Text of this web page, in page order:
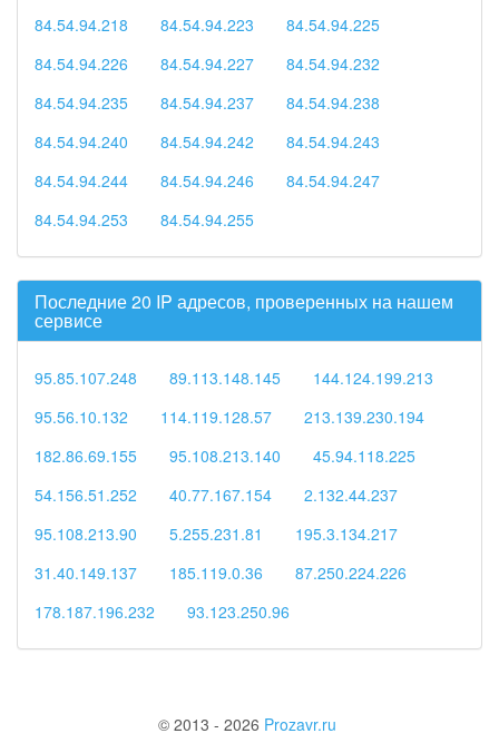
84.54.94.218
84.54.94.223
84.54.94.225
84.54.94.226
84.54.94.227
84.54.94.232
84.54.94.235
84.54.94.237
84.54.94.238
84.54.94.240
84.54.94.242
84.54.94.243
84.54.94.244
84.54.94.246
84.54.94.247
84.54.94.253
84.54.94.255
Последние 20 IP адресов, проверенных на нашем
сервисе
95.85.107.248 89.113.148.145
144.124.199.213
95.56.10.132
114.119.128.57
213.139.230.194
182.86.69.155
95.108.213.140
45.94.118.225
54.156.51.252
40.77.167.154
2.132.44.237
95.108.213.90
5.255.231.81
195.3.134.217
31.40.149.137
185.119.0.36
87.250.224.226
178.187.196.232
93.123.250.96
© 2013 - 2026 Prozavr.ru